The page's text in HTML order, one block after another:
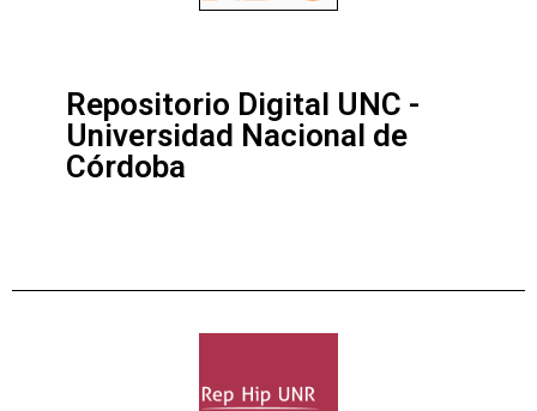
Repositorio Digital UNC -
Universidad Nacional de
Córdoba